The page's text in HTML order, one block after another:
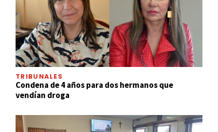
TRIBUNALES
Condena de 4 años para dos hermanos que
vendían droga